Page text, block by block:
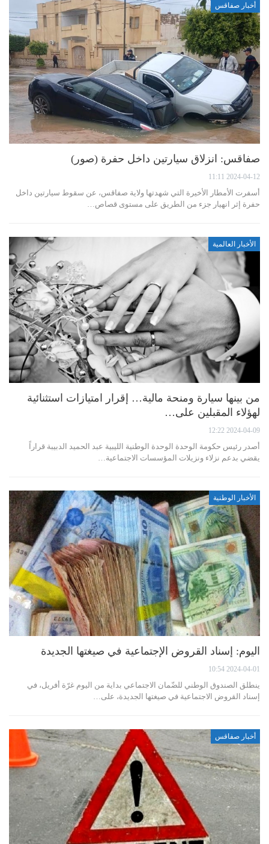
أخبار صفاقس
صفاقس: انزلاق سيارتين داخل حفرة (صور)
2024-04-12 11:11
أسفرت الأمطار الأخيرة التي شهدتها ولاية صفاقس، عن سقوط سيارتين داخل
حفرة إثر انهيار جزء من الطريق على مستوى قصاص…
الأخبار العالمية
من بينها سيارة ومنحة مالية… إقرار امتيازات استثنائية
لهؤلاء المقبلين على…
2024-04-09 12:22
أصدر رئيس حكومة الوحدة الوحدة الوطنية الليبية عبد الحميد الدبيبة قراراً
يقضي بدعم نزلاء ونزيلات المؤسسات الاجتماعية…
الأخبار الوطنية
اليوم: إسناد القروض الإجتماعية في صيغتها الجديدة
2024-04-01 10:54
ينطلق الصندوق الوطني للضّمان الاجتماعي بداية من اليوم غرّة أفريل، في
إسناد القروض الاجتماعية في صيغتها الجديدة، على…
أخبار صفاقس